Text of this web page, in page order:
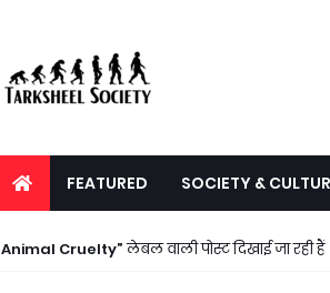
FEATURED SOCIETY &
Animal Cruelty लेबल वाली पोस्ट दिखाई जा रही हैं